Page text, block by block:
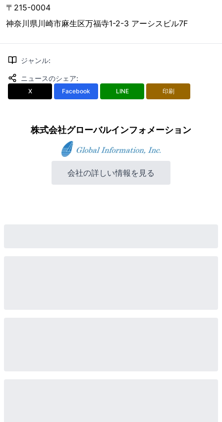
〒215-0004
神奈川県川崎市麻生区万福寺1-2-3 アーシスビル7F
ジャンル:
ニュースのシェア:
X Facebook LINE 印刷
株式会社グローバルインフォメーション
会社の詳しい情報を見る